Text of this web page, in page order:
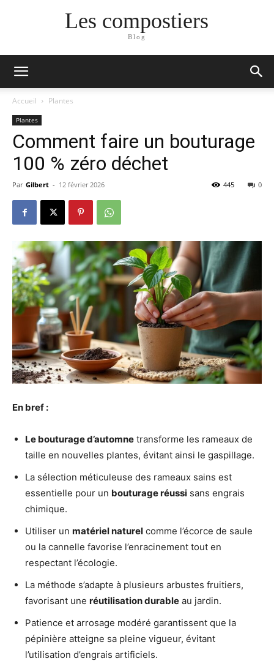
Les compostiers
Blog
Accueil Plantes
Plantes
Comment faire un bouturage
100 % zéro déchet
Par Gilbert - 12 février 2026 0
445
En bref :
Le bouturage d’automne transforme les rameaux de
taille en nouvelles plantes, évitant ainsi le gaspillage.
La sélection méticuleuse des rameaux sains est
essentielle pour un bouturage réussi sans engrais
chimique.
Utiliser un matériel naturel comme l’écorce de saule
ou la cannelle favorise l’enracinement tout en
respectant l’écologie.
La méthode s’adapte à plusieurs arbustes fruitiers,
favorisant une réutilisation durable au jardin.
Patience et arrosage modéré garantissent que la
pépinière atteigne sa pleine vigueur, évitant
l’utilisation d’engrais artificiels.